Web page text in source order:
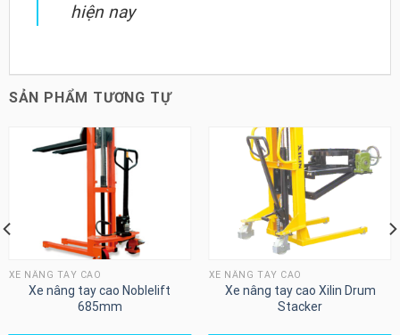
hiện nay
SẢN PHẨM TƯƠNG TỰ
XE NÂNG TAY CAO
Xe nâng tay cao Noblelift
685mm
XE NÂNG TAY CAO
Xe nâng tay cao Xilin Drum
Stacker